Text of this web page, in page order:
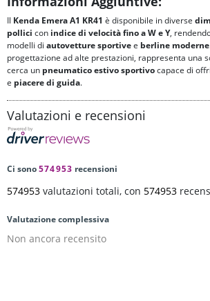
Il Kenda Emera A1 KR41 è disponibile in diverse
pollici con indice di velocità fino a W e Y,
modelli di autovetture sportivee berline moderne
progettazione ad alte prestazioni, rappresenta una
cerca un pneumatico estivo sportivocapace di
e piacere di guida.
Valutazioni e recensioni
Ci sono574953 recensioni
574953 valutazioni totali, con 574953
Valutazione complessiva
Non ancora recensito